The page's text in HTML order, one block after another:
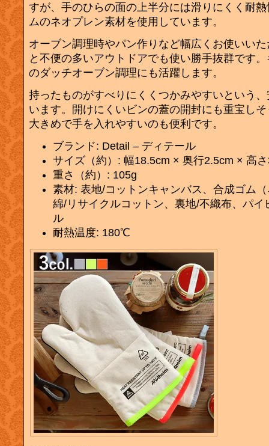
すが、手のひらの面の上半分には滑りにくく耐
ムのネオプレン素材を使用しています。
オーブン調理時やパン作りなど幅広くお使いい
と不便の多いアウトドアでも使い勝手抜群です
のダッチオーブン調理にも活躍します。
持ったものがすべりにくくつかみやすいという
います。開けにくいビンの蓋の開封にも重宝し
大きめで手を入れやすいのも便利です。
ブランド: Detail – ディテール
サイズ（約）: 幅18.5cm × 奥行2.5cm × 高
重さ（約）: 105g
素材: 表地/コットンキャンバス、合成ゴム
綿/リサイクルコットン、裏地/不織布、パイ
ル
耐熱温度: 180℃